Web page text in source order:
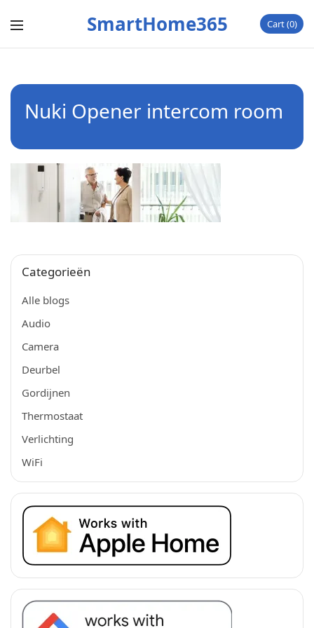
SmartHome365 Cart 0
Nuki Opener intercom room
Categorieën
Alle blogs
Audio
Camera
Deurbel
Gordijnen
Thermostaat
Verlichting
WiFi